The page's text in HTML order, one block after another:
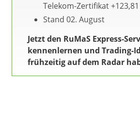
Telekom-Zertifikat +123,81
Stand 02. August
Jetzt den RuMaS Express-
kennenlernen und Trading-
frühzeitig auf dem Radar